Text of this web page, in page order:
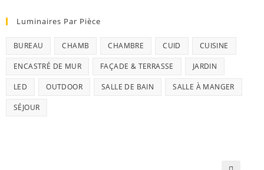
Luminaires Par Pièce
BUREAU CHAMB CHAMBRE CUID CUISINE
ENCASTRÉ DE MUR FAÇADE & TERRASSE JARDIN
LED OUTDOOR SALLE DE BAIN SALLE À MANGER
SÉJOUR